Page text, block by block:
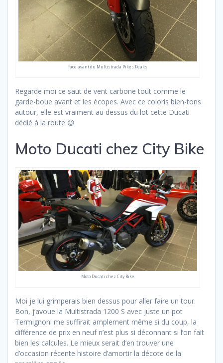
face avant du Multistrada Pikes Peaks
Regarde moi ce saut de vent carbone tout comme le
garde-boue avant et les écopes. Avec ce coloris bien-tons
autour, elle est vraiment au dessus du lot cette Ducati
dédié à la route 😉
Moto Ducati chez City Bike
Moto Ducati chez City Bike
Moi je lui grimperais bien dessus pour aller faire un tour.
Bon, j’avoue la Multistrada 1200 S avec juste un pot
Termignoni me suffirait amplement même si du coup, la
différence de prix en neuf n’est plus si déconnant si l’on fait
bien les calcules. Le mieux serait d’en trouver une
d’occasion récente histoire d’amortir la décote de la